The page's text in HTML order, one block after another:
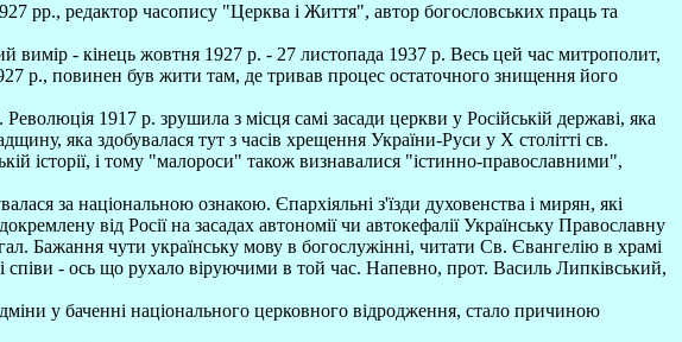
рр., редактор часопису "Церква і Життя", автор богословських праць та
вимір - кінець жовтня 1927 р. - 27 листопада 1937 р. Весь цей час митрополит,
р., повинен був жити там, де тривав процес остаточного знищення його
1917 р. зрушила з місця самі засади церкви у Російській державі, яка
яка здобувалася тут з часів хрещення України-Руси у Х столітті св.
історії, і тому "малороси" також визнавалися "істинно-православними",
за національною ознакою. Єпархіяльні з'їзди духовенства і мирян, які
від Росії на засадах автономії чи автокефалії Українську Православну
Бажання чути українську мову в богослужінні, читати Св. Євангелію в храмі
співи - ось що рухало віруючими в той час. Напевно, прот. Василь Липківський,
у баченні національного церковного відродження, стало причиною